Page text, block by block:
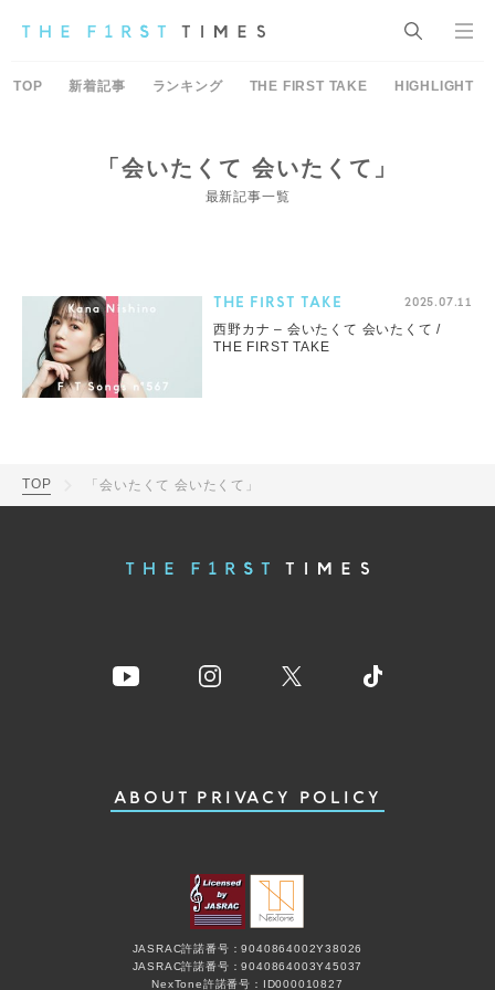
TOP 新着記事 ランキング THE FIRST TAKE HIGHLIGHT
「会いたくて 会いたくて」
最新記事一覧
THE FIRST TAKE 2025.07.11
西野カナ – 会いたくて 会いたくて /
THE FIRST TAKE
TOP 「会いたくて 会いたくて」
ABOUT PRIVACY POLICY
JASRAC許諾番号：9040864002Y38026
JASRAC許諾番号：9040864003Y45037
NexTone許諾番号：ID000010827